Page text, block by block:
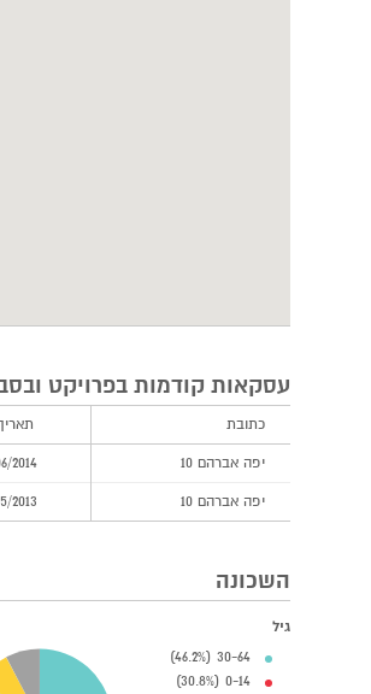
עסקאות קודמות בפרויקט
כתובת
יפה אברהם 10 2014
יפה אברהם 10 2013
השכונה
גיל
30-64 (46.2%)
0-14 (30.8%)